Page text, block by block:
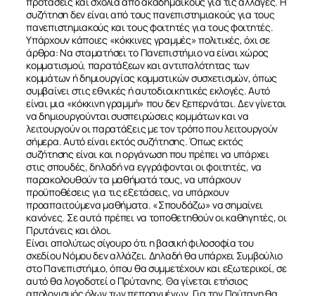
ΣΧΕΤΙΚΑ
ΝΕΑ
ΕΠΙΚΟΙΝΩΝΙΑ
συζήτηση δεν είναι από τους πανεπιστημιακούς για τους
πανεπιστημιακούς και τους φοιτητές για τους φοιτητές.
Υπάρχουν κάποιες «κόκκινες γραμμές» πολιτικές, όχι σε
άρθρα: Να σταματήσει το Πανεπιστήμιο να είναι χώρος
κομματισμού, παρατάξεων και αντιπαλότητας των
κομμάτων ή δημιουργίας κομματικών συσχετισμών, όπως
συμβαίνει στις εθνικές ή αυτοδιοικητικές εκλογές. Αυτό
είναι μια «κόκκινη γραμμή» που δεν ξεπερνάται. Δεν γίνεται
να δημιουργούνται συσπειρώσεις κομμάτων και να
λειτουργούν οι παρατάξεις με τον τρόπο που λειτουργούν
σήμερα. Αυτό είναι εκτός συζήτησης. Όπως εκτός
συζήτησης είναι και η οργάνωση που πρέπει να υπάρχει
στις σπουδές, δηλαδή να εγγράφονται οι φοιτητές, να
παρακολουθούν τα μαθήματά τους, να υπάρχουν
προϋποθέσεις για τις εξετάσεις, να υπάρχουν
προαπαιτούμενα μαθήματα. «Σπουδάζω» να σημαίνει
κανόνες. Σε αυτά πρέπει να τοποθετηθούν οι καθηγητές, οι
Πρυτάνεις και όλοι.
Είναι απολύτως σίγουρο ότι η βασική φιλοσοφία του
σχεδίου Νόμου δεν αλλάζει. Δηλαδή θα υπάρχει Συμβούλιο
στο Πανεπιστήμιο, όπου θα συμμετέχουν και εξωτερικοί, σε
αυτό θα λογοδοτεί ο Πρύτανης. Θα γίνεται ετήσιος
απολογισμός όλων των πεπραγμένων. Για τον Πρύτανη θα